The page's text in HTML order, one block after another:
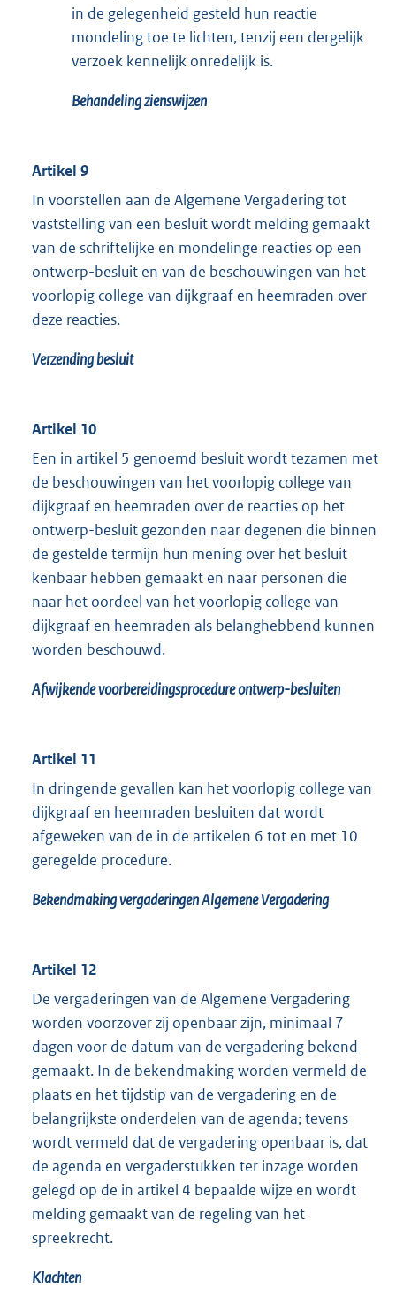
in de gelegenheid gesteld hun reactie
mondeling toe te lichten, tenzij een dergelijk
verzoek kennelijk onredelijk is.
Behandeling zienswijzen
Artikel 9
In voorstellen aan de Algemene Vergadering tot
vaststelling van een besluit wordt melding gemaakt
van de schriftelijke en mondelinge reacties op een
ontwerp-besluit en van de beschouwingen van het
voorlopig college van dijkgraaf en heemraden over
deze reacties.
Verzending besluit
Artikel 10
Een in artikel 5 genoemd besluit wordt tezamen met
de beschouwingen van het voorlopig college van
dijkgraaf en heemraden over de reacties op het
ontwerp-besluit gezonden naar degenen die binnen
de gestelde termijn hun mening over het besluit
kenbaar hebben gemaakt en naar personen die
naar het oordeel van het voorlopig college van
dijkgraaf en heemraden als belanghebbend kunnen
worden beschouwd.
Afwijkende voorbereidingsprocedure ontwerp-besluiten
Artikel 11
In dringende gevallen kan het voorlopig college van
dijkgraaf en heemraden besluiten dat wordt
afgeweken van de in de artikelen 6 tot en met 10
geregelde procedure.
Bekendmaking vergaderingen Algemene Vergadering
Artikel 12
De vergaderingen van de Algemene Vergadering
worden voorzover zij openbaar zijn, minimaal 7
dagen voor de datum van de vergadering bekend
gemaakt. In de bekendmaking worden vermeld de
plaats en het tijdstip van de vergadering en de
belangrijkste onderdelen van de agenda; tevens
wordt vermeld dat de vergadering openbaar is, dat
de agenda en vergaderstukken ter inzage worden
gelegd op de in artikel 4 bepaalde wijze en wordt
melding gemaakt van de regeling van het
spreekrecht.
Klachten